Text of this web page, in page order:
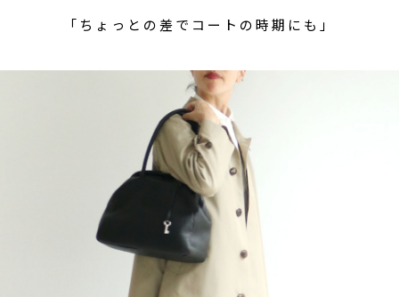
「ちょっとの差でコートの時期にも」